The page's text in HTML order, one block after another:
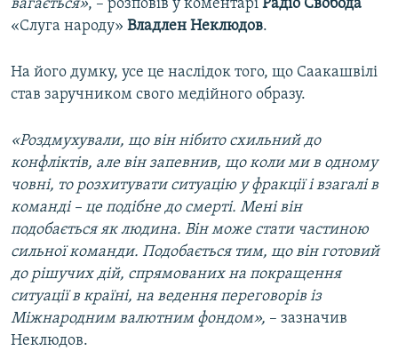
вагається», – розповів у коментарі Радіо Свобода
«Слуга народу» Владлен Неклюдов.
На його думку, усе це наслідок того, що Саакашвілі
став заручником свого медійного образу.
«Роздмухували, що він нібито схильний до
конфліктів, але він запевнив, що коли ми в одному
човні, то розхитувати ситуацію у фракції і взагалі в
команді – це подібне до смерті. Мені він
подобається як людина. Він може стати частиною
сильної команди. Подобається тим, що він готовий
до рішучих дій, спрямованих на покращення
ситуації в країні, на ведення переговорів із
Міжнародним валютним фондом», – зазначив
Неклюдов.